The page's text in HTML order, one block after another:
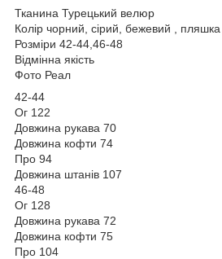
Тканина Турецький велюр
Колір чорний, сірий, бежевий , пляшка
Розміри 42-44,46-48
Відмінна якість
Фото Реал
42-44
Ог 122
Довжина рукава 70
Довжина кофти 74
Про 94
Довжина штанів 107
46-48
Ог 128
Довжина рукава 72
Довжина кофти 75
Про 104